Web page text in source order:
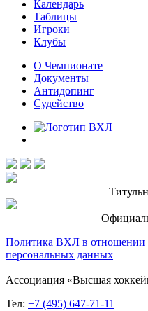
Календарь
Таблицы
Игроки
Клубы
О Чемпионате
Документы
Антидопинг
Судейство
Политика ВХЛ в отношении
персональных данных
Ассоциация «Высшая
Тел: +7 (495) 647-71-11